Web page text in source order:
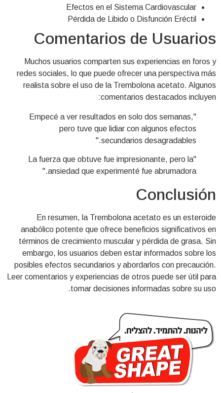
Efectos en el Sistema Cardiovascular
Pérdida de Libido o Disfunción Eréctil
Comentarios de Usuarios
Muchos usuarios comparten sus experiencias en foros y
redes sociales, lo que puede ofrecer una perspectiva más
realista sobre el uso de la Trembolona acetato. Algunos
comentarios destacados incluyen:
"Empecé a ver resultados en solo dos semanas,
pero tuve que lidiar con algunos efectos
secundarios desagradables."
"La fuerza que obtuve fue impresionante, pero la
ansiedad que experimenté fue abrumadora."
Conclusión
En resumen, la Trembolona acetato es un esteroide
anabólico potente que ofrece beneficios significativos en
términos de crecimiento muscular y pérdida de grasa. Sin
embargo, los usuarios deben estar informados sobre los
posibles efectos secundarios y abordarlos con precaución.
Leer comentarios y experiencias de otros puede ser útil para
tomar decisiones informadas sobre su uso.